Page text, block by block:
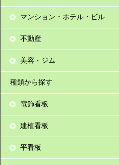
マンション・ホテル・ビル
不動産
美容・ジム
種類から探す
電飾看板
建植看板
平看板